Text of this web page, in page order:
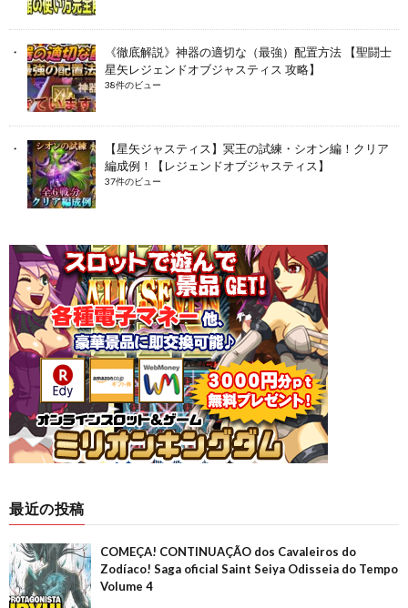
《徹底解説》神器の適切な（最強）配置方法 【聖闘士
星矢レジェンドオブジャスティス 攻略】
38件のビュー
【星矢ジャスティス】冥王の試練・シオン編！クリア
編成例！【レジェンドオブジャスティス】
37件のビュー
最近の投稿
COMEÇA! CONTINUAÇÃO dos Cavaleiros do
Zodíaco! Saga oficial Saint Seiya Odisseia do Tempo
Volume 4